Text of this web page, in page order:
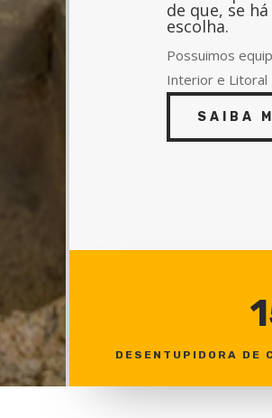
de que, se
escolha.
Possuimos
Interior e Litoral
SAIBA
DESENTUPIDORA DE